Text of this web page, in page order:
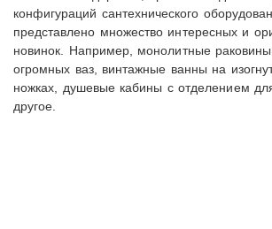
конфигураций сантехнического
представлено множество интересных и
новинок. Например, монолитные
огромных ваз, винтажные ванны на
ножках, душевые кабины с отделением
другое.